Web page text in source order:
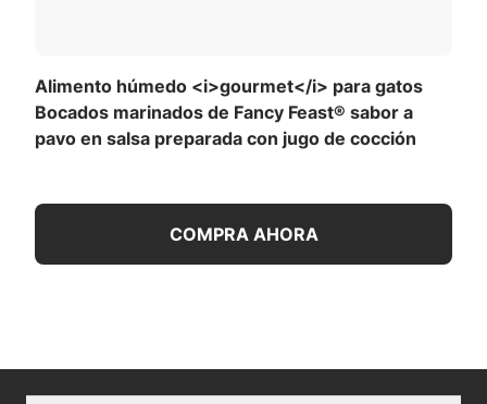
Alimento húmedo <i>gourmet</i> para gatos
Bocados marinados de Fancy Feast® sabor a
pavo en salsa preparada con jugo de cocción
COMPRA AHORA